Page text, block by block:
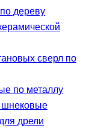
дереву
сверл по
по металлу
дрели